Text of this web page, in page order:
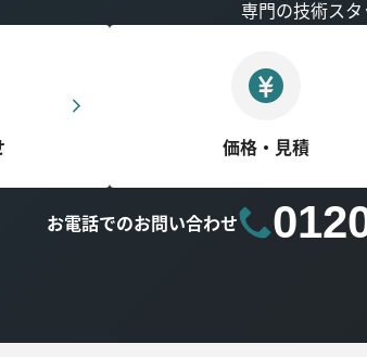
専門の技術スタ
価格・見積
お電話でのお問い合わせ